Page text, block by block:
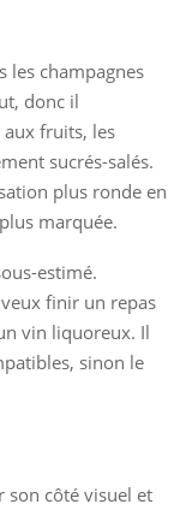
les champagnes
donc il
aux fruits, les
sucrés-salés.
plus ronde en
marquée.
estimé.
finir un repas
vin liquoreux. Il
sinon le
son côté visuel et